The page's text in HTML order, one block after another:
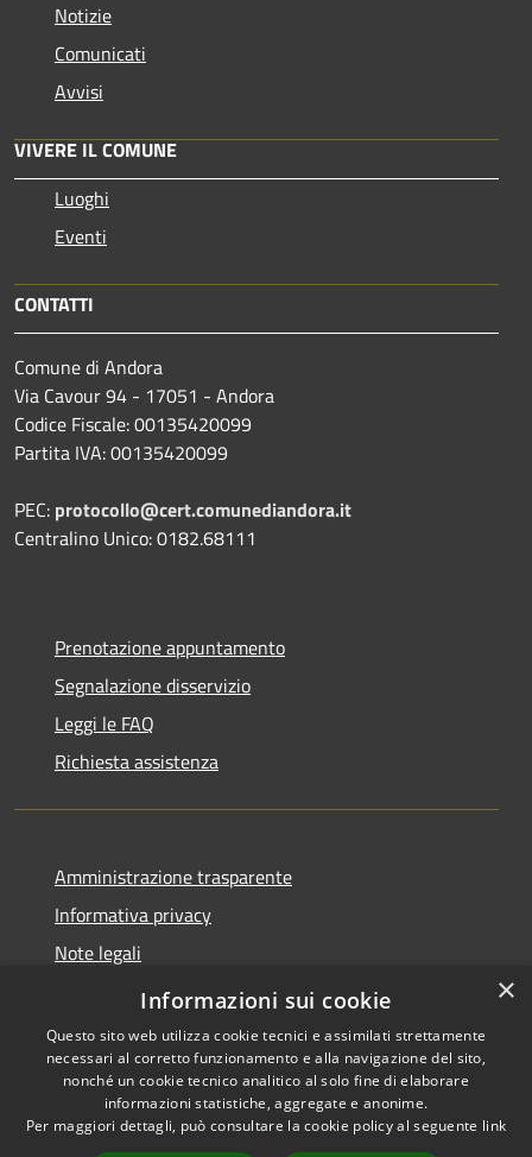
Notizie
Comunicati
Avvisi
VIVERE IL COMUNE
Luoghi
Eventi
CONTATTI
Comune di Andora
Via Cavour 94 - 17051 - Andora
Codice Fiscale: 00135420099
Partita IVA: 00135420099
PEC: protocollo@cert.comunediandora.it
Centralino Unico: 0182.68111
Prenotazione appuntamento
Segnalazione disservizio
Leggi le FAQ
Richiesta assistenza
Amministrazione trasparente
Informativa privacy
Note legali
Dichiarazione di accessibilità
Accessibilità
Copyright © 2026 • Comune di
Andora • Powered by
×
Informazioni sui cookie
Questo sito web utilizza cookie tecnici e assimilati strettamente
necessari al corretto funzionamento e alla navigazione del sito,
nonché un cookie tecnico analitico al solo fine di elaborare
informazioni statistiche, aggregate e anonime.
Per maggiori dettagli, può consultare la cookie policy al seguente link